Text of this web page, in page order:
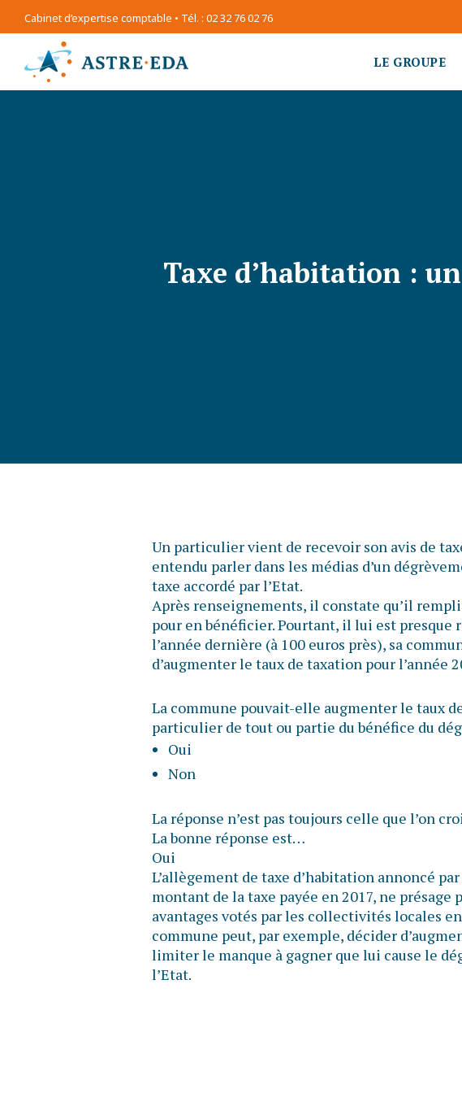
Cabinet d’expertise comptable • Tél. : 02 32 76 02 76
LE GROUPE
Taxe d’habitation :
Un particulier vient de recevoir son avis de
entendu parler dans les médias d’un
taxe accordé par l’Etat.
Après renseignements, il constate qu’il
pour en bénéficier. Pourtant, il lui est presque
l’année dernière (à 100 euros près), sa
d’augmenter le taux de taxation pour l’année
La commune pouvait-elle augmenter le taux
particulier de tout ou partie du bénéfice du
Oui
Non
La réponse n’est pas toujours celle que l’on
La bonne réponse est…
Oui
L’allègement de taxe d’habitation annoncé
montant de la taxe payée en 2017, ne présage
avantages votés par les collectivités locales
commune peut, par exemple, décider
limiter le manque à gagner que lui cause le
l’Etat.